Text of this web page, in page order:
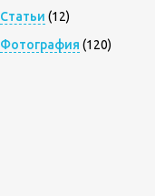
Статьи (12)
Фотография (120)